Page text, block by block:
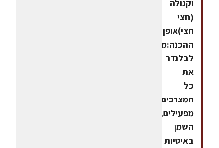
וקנולה
(חצי
חצי)אופן
ההכנה:מכניסים
לבלנדר
את
כל
המצרכים,
מפעילים,ומוזגים
השמן
באיטיות